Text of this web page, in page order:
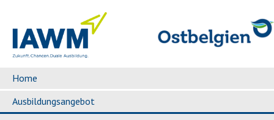
Home
Ausbildungsangebot